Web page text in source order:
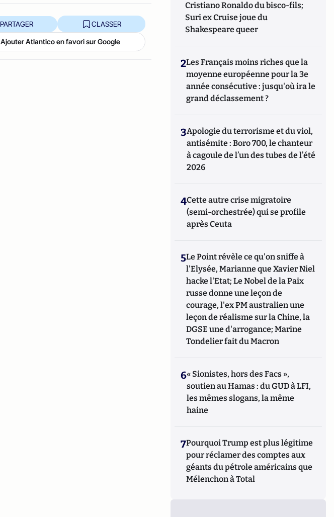
PARTAGER CLASSER
Ajouter Atlantico en favori sur Google
Cristiano Ronaldo du bisco-fils;
Suri ex Cruise joue du
Shakespeare queer
2Les Français moins riches que la
moyenne européenne pour la 3e
année consécutive : jusqu'où ira le
grand déclassement ?
3Apologie du terrorisme et du viol,
antisémite : Boro 700, le chanteur
à cagoule de l’un des tubes de l’été
2026
4Cette autre crise migratoire
(semi-orchestrée) qui se profile
après Ceuta
5Le Point révèle ce qu'on sniffe à
l'Elysée, Marianne que Xavier Niel
hacke l'Etat; Le Nobel de la Paix
russe donne une leçon de
courage, l'ex PM australien une
leçon de réalisme sur la Chine, la
DGSE une d'arrogance; Marine
Tondelier fait du Macron
6« Sionistes, hors des Facs »,
soutien au Hamas : du GUD à LFI,
les mêmes slogans, la même
haine
7Pourquoi Trump est plus légitime
pour réclamer des comptes aux
géants du pétrole américains que
Mélenchon à Total